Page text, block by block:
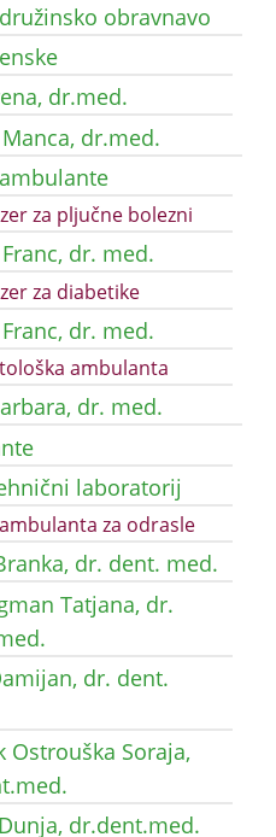
obravnavo
dr.med.
dr.med.
za pljučne bolezni
dr. med.
za diabetike
dr. med.
ambulanta
dr. med.
laboratorij
za odrasle
dr. dent. med.
Tatjana, dr.
dr. dent.
Ostrouška Soraja,
dr.dent.med.